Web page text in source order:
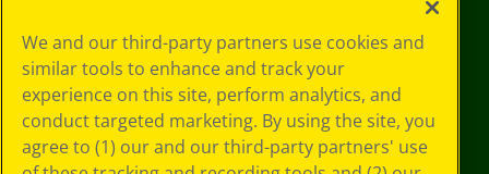
de privacidad
Política de
privacidad
Términos de SMS
GDPR
Aviso de
We and our third-party partners use cookies and
similar tools to enhance and track your
experience on this site, perform analytics, and
conduct targeted marketing. By using the site, you
agree to (1) our and our third-party partners' use